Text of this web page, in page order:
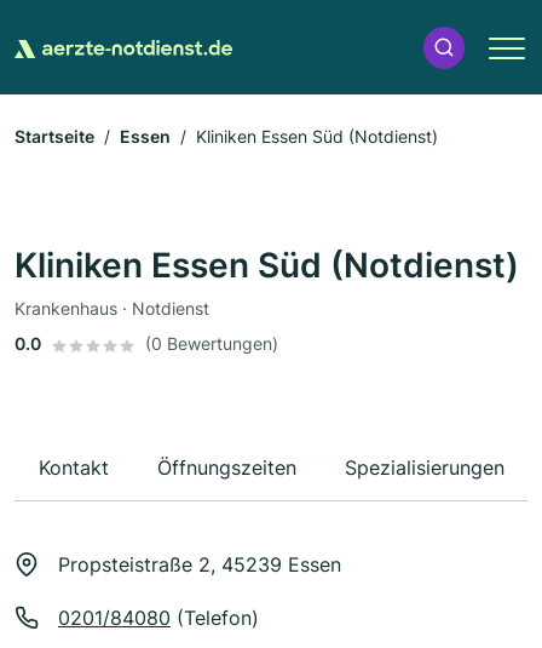
Startseite Essen Kliniken Essen Süd (Notdienst)
Kliniken Essen Süd (Notdienst)
Krankenhaus · Notdienst
0.0
(0 Bewertungen)
Kontakt Öffnungszeiten Spezialisierungen
Propsteistraße 2, 45239 Essen
0201/84080 (Telefon)